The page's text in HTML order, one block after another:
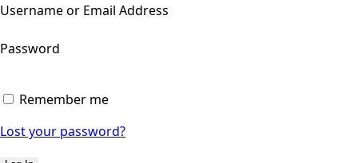
Username or Email Address
Password
Remember me
Lost your password?